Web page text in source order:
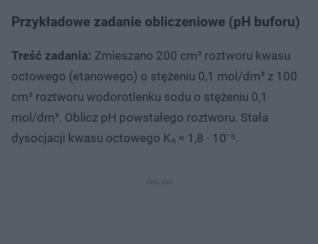
Przykładowe zadanie obliczeniowe (pH buforu)
Treść zadania: Zmieszano 200 cm³ roztworu kwasu
octowego (etanowego) o stężeniu 0,1 mol/dm³ z 100
cm³ roztworu wodorotlenku sodu o stężeniu 0,1
mol/dm³. Oblicz pH powstałego roztworu. Stała
dysocjacji kwasu octowego Kₐ = 1,8 · 10⁻⁵.